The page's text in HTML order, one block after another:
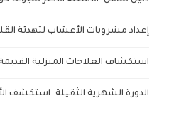
إعداد مشروبات الأعشاب لتهدئة
استكشاف العلاجات المنزلية
الدورة الشهرية الثقيلة: استكشف